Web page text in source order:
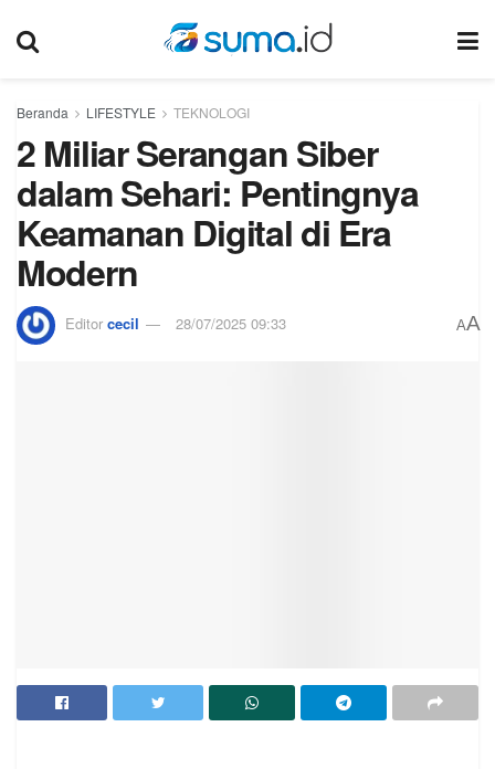
Beranda LIFESTYLE TEKNOLOGI
2 Miliar Serangan Siber
dalam Sehari: Pentingnya
Keamanan Digital di Era
Modern
Editor cecil 28/07/2025 09:33 AA